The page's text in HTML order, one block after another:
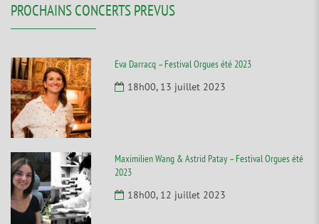
PROCHAINS CONCERTS PREVUS
Eva Darracq – Festival Orgues été 2023
18h00, 13 juillet 2023
Maximilien Wang & Astrid Patay – Festival Orgues été
2023
18h00, 12 juillet 2023